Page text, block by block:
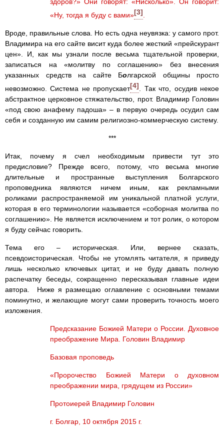
здоров?» Они говорят: «Нисколько». Он говорит:
«Ну, тогда я буду с вами»[3]
Вроде, правильные слова. Но есть одна неувязка: у самого прот.
Владимира на его сайте висит куда более жесткий «прейскурант
цен». И, как мы узнали после весьма тщательной проверки,
записаться на «молитву по соглашению» без внесения
указанных средств на сайте Болгарской общины просто
невозможно. Система не пропускает[4] . Так что, осудив некое
абстрактное церковное стяжательство, прот. Владимир Головин
«под свою анафему падоша» – в первую очередь осудил сам
себя и созданную им самим религиозно-коммерческую систему.
***
Итак, почему я счел необходимым привести тут это
предисловие? Прежде всего, потому, что весьма многие
длительные и пространные выступления Болгарского
проповедника являются ничем иным, как рекламными
роликами распространяемой им уникальной платной услуги,
которая в его терминологии называется «соборная молитва по
соглашению». Не является исключением и тот ролик, о котором
я буду сейчас говорить.
Тема его – историческая. Или, вернее сказать,
псевдоисторическая. Чтобы не утомлять читателя, я приведу
лишь несколько ключевых цитат, и не буду давать полную
распечатку беседы, сокращенно пересказывая главные идеи
автора. Ниже я размещаю оглавление с основными темами
поминутно, и желающие могут сами проверить точность моего
изложения.
Предсказание Божией Матери о России. Духовное
преображение Мира. Головин Владимир
Базовая проповедь
«Пророчество Божией Матери о духовном
преображении мира, грядущем из России»
Протоиерей Владимир Головин
г. Болгар, 10 октября 2015 г.